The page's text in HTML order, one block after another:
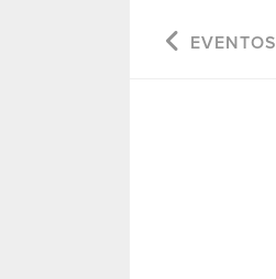
EVENTOS